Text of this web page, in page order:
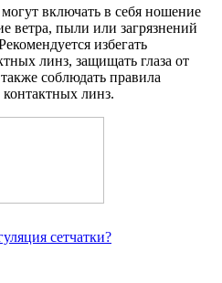
включать в себя ношение
ветра, пыли или загрязнений
избегать
линз, защищать глаза от
соблюдать правила
линз.
сетчатки?